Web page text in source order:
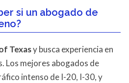
si un abogado de
Texasy busca experiencia en
Los mejores abogados de
intenso de I-20, I-30, y